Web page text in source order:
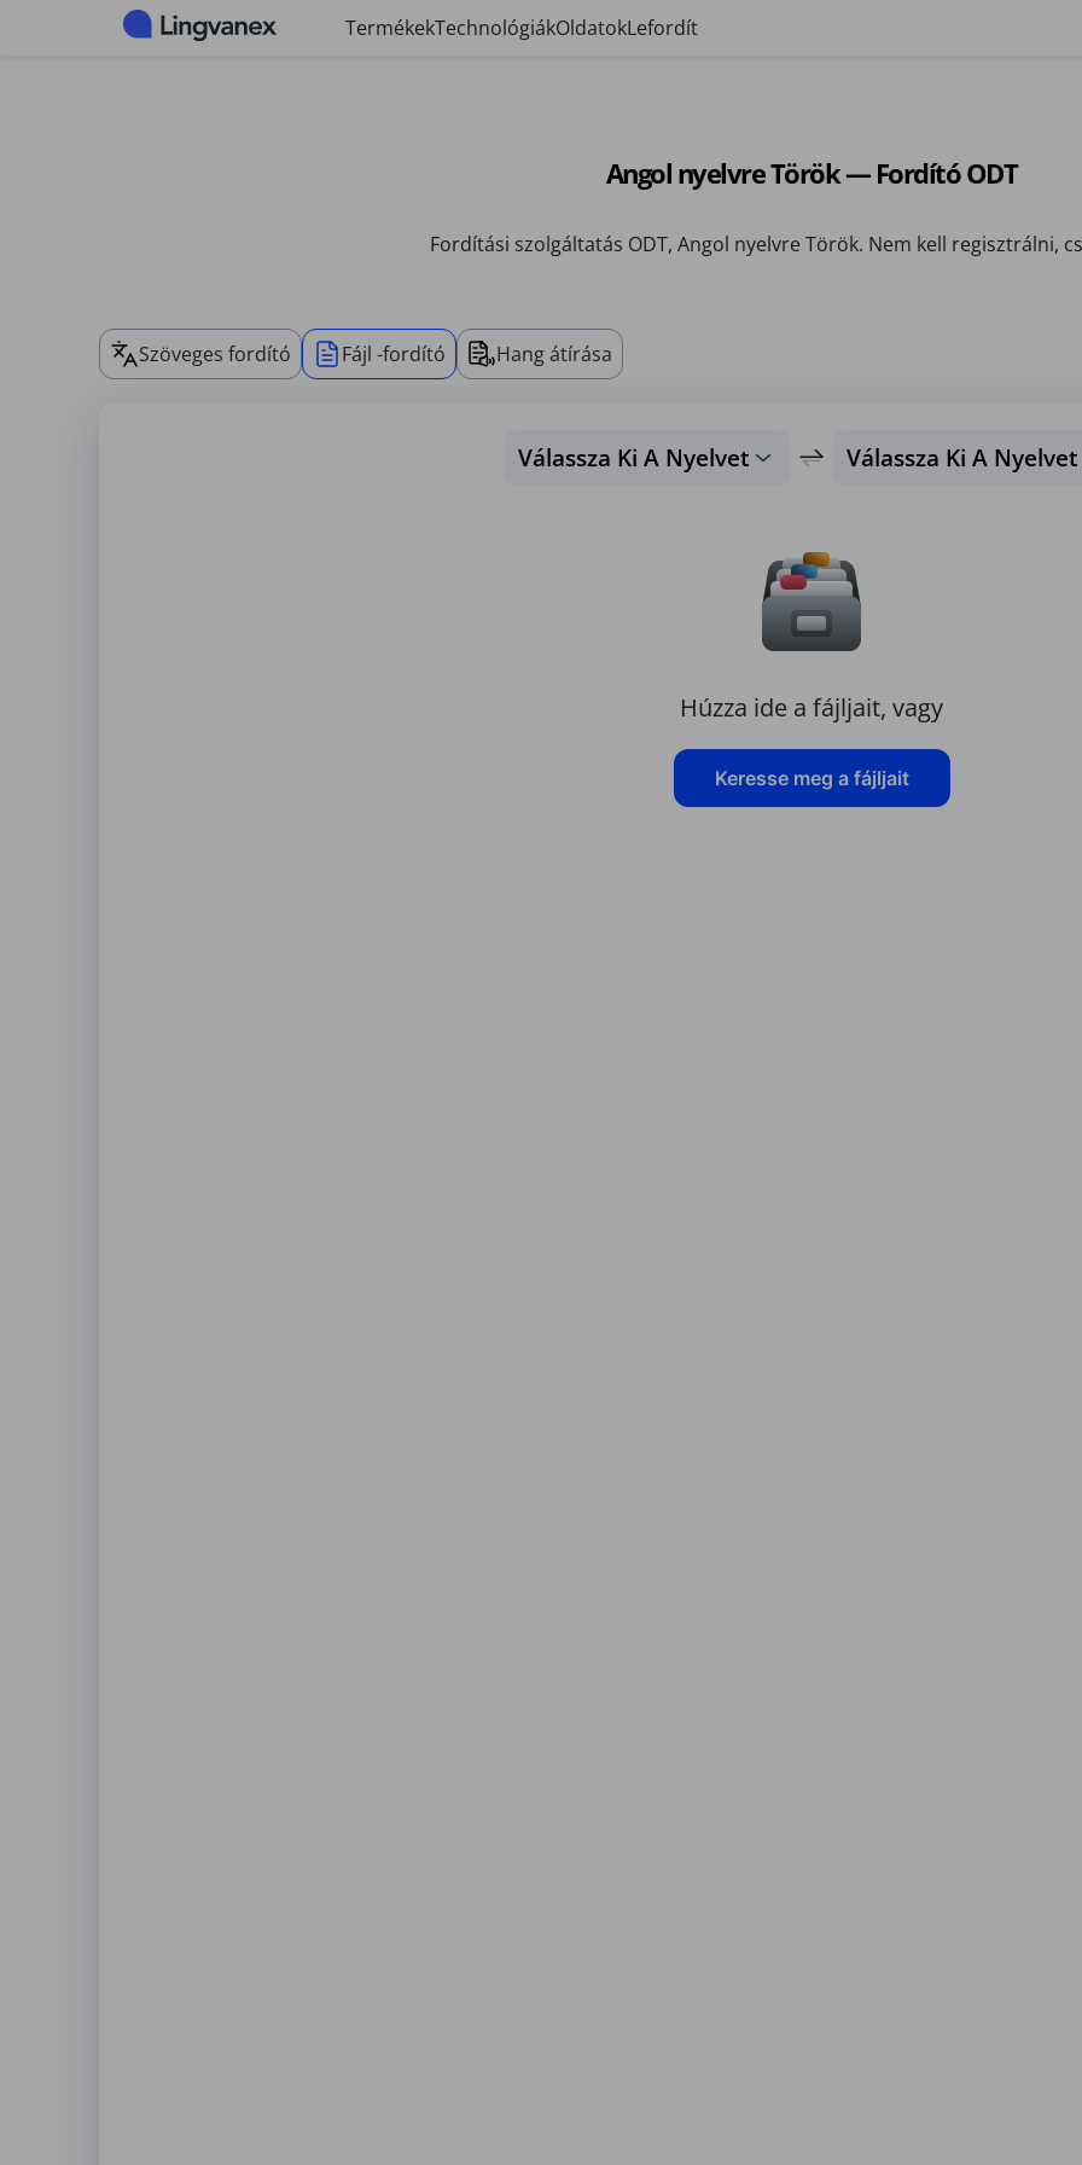
Sütikezelő panel
TermékekTechnológiákOldatokLefordít
Angol nyelvre Török — Fordító ODT
Fordítási szolgáltatás ODT, Angol nyelvre Török. Nem kell regisztrálni,
Szöveges fordító Fájl -fordító Hang átírása
Válassza Ki A Nyelvet Válassza Ki A Nyelvet
Húzza ide a fájljait, vagy
Keresse meg a fájljait